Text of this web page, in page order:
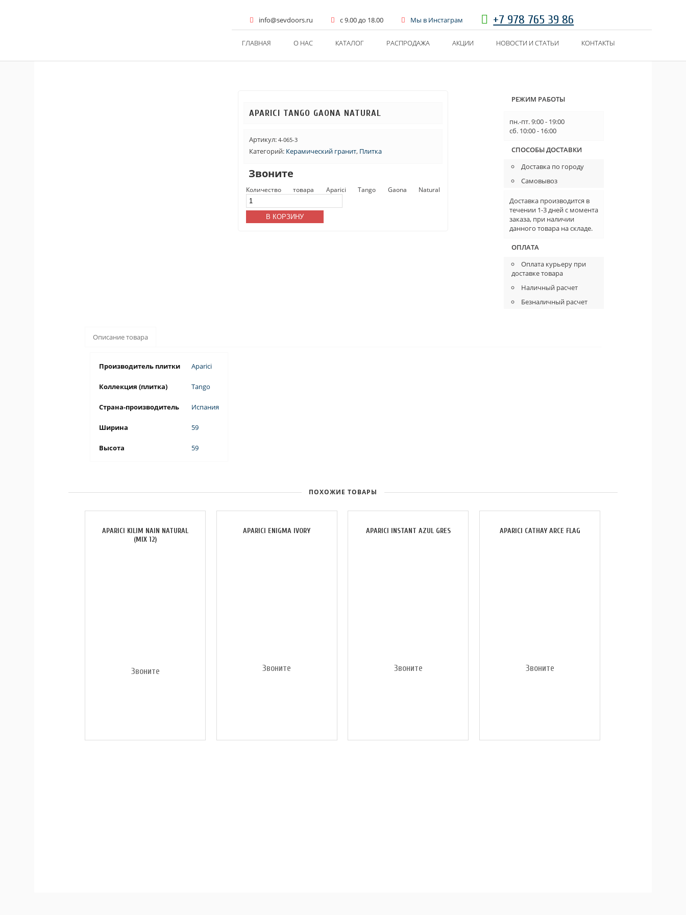
info@sevdoors.ru c 9.00 до 18.00 Мы в Инстаграм +7 978 765 39 86
ГЛАВНАЯ О НАС КАТАЛОГ РАСПРОДАЖА АКЦИИ НОВОСТИ И СТАТЬИ КОНТАКТЫ
APARICI TANGO GAONA NATURAL
Артикул: 4-065-3
Категорий: Керамический гранит, Плитка
Звоните
Количество товара Aparici Tango Gaona Natural
В КОРЗИНУ
РЕЖИМ РАБОТЫ
пн.-пт. 9:00 - 19:00
сб. 10:00 - 16:00
СПОСОБЫ ДОСТАВКИ
Доставка по городу
Самовывоз
Доставка производится в
течении 1-3 дней с момента
заказа, при наличии
данного товара на складе.
ОПЛАТА
Оплата курьеру при
доставке товара
Наличный расчет
Безналичный расчет
Описание товара
Производитель плитки Aparici
Коллекция (плитка) Tango
Страна-производитель Испания
Ширина 59
Высота 59
ПОХОЖИЕ ТОВАРЫ
APARICI KILIM NAIN NATURAL
(MIX 12)
Звоните
APARICI ENIGMA IVORY
Звоните
APARICI INSTANT AZUL GRES
Звоните
APARICI CATHAY ARCE FLAG
Звоните